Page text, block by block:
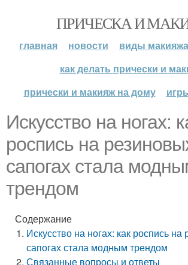
ПРИЧЕСКА И
главная новости
виды
как делать прически и
прически и макияж на дому
Искусство на ногах:
роспись на
сапогах стала
трендом
Содержание
Искусство на ногах: как роспись на
сапогах стала модным трендом
Связанные вопросы и ответы